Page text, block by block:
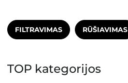
FILTRAVIMAS RŪŠIAVIMAS
TOP kategorijos